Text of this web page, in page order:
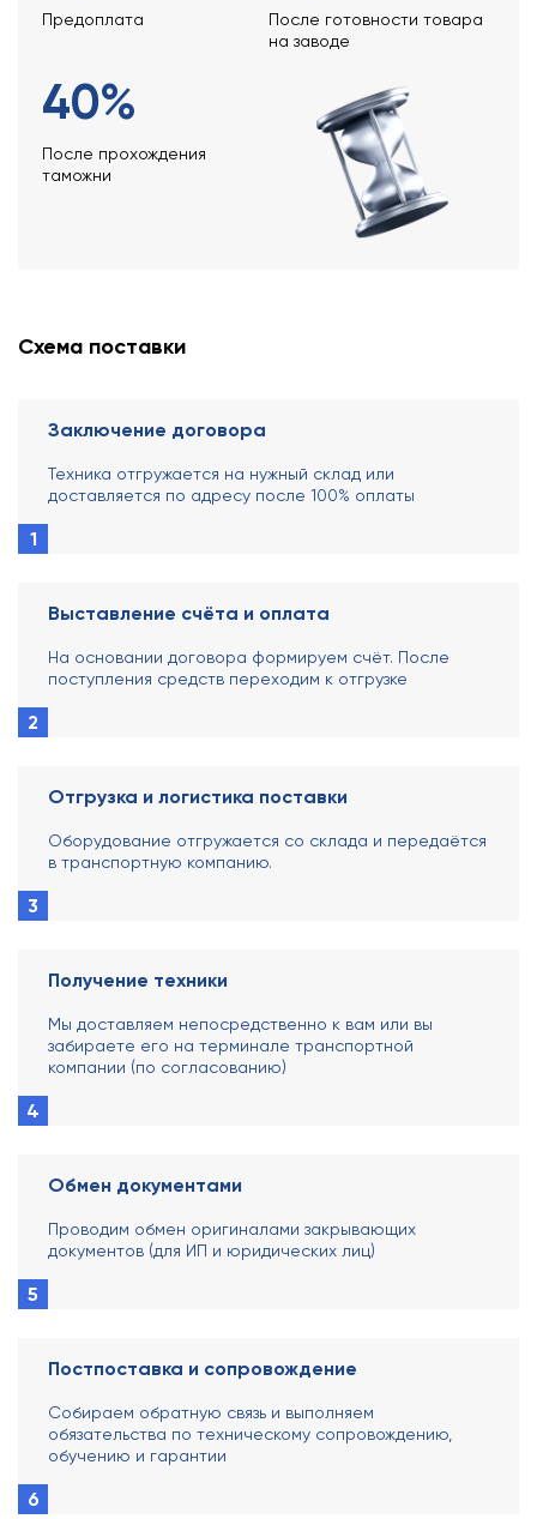
Предоплата
После готовности товара
на заводе
40%
После прохождения
таможни
Схема поставки
1
Заключение договора
Техника отгружается на нужный склад или
доставляется по адресу после 100% оплаты
2
Выставление счёта и оплата
На основании договора формируем счёт. После
поступления средств переходим к отгрузке
3
Отгрузка и логистика поставки
Оборудование отгружается со склада и передаётся
в транспортную компанию.
4
Получение техники
Мы доставляем непосредственно к вам или вы
забираете его на терминале транспортной
компании (по согласованию)
5
Обмен документами
Проводим обмен оригиналами закрывающих
документов (для ИП и юридических лиц)
6
Постпоставка и сопровождение
Собираем обратную связь и выполняем
обязательства по техническому сопровождению,
обучению и гарантии